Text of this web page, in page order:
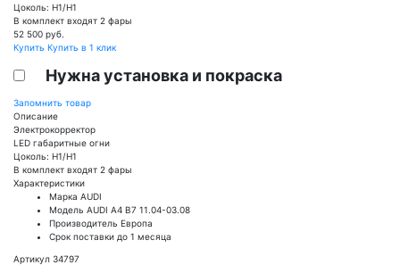
Цоколь: H1/H1
В комплект входят 2 фары
52 500 руб.
Купить Купить в 1 клик
Нужна установка и покраска
Запомнить товар
Описание
Электрокорректор
LED габаритные огни
Цоколь: H1/H1
В комплект входят 2 фары
Характеристики
Марка AUDI
Модель AUDI A4 B7 11.04-03.08
Производитель Европа
Срок поставки до 1 месяца
Артикул 34797